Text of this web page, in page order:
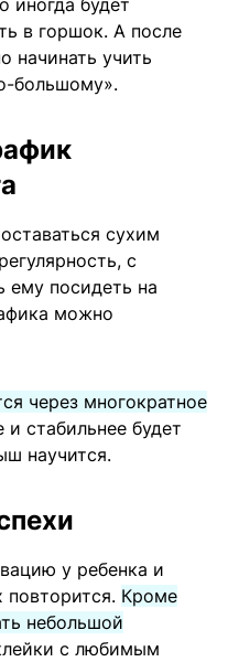
в горшок. А после
начинать учить
большому».
сухим
с
ему посидеть на
можно
через многократное
и стабильнее будет
научится.
у ребенка и
повторится. Кроме
небольшой
с любимым